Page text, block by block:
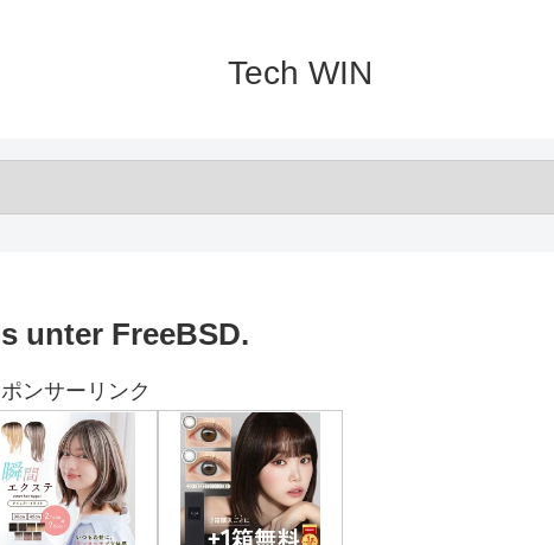
Tech WIN
unter FreeBSD.
ンサーリンク